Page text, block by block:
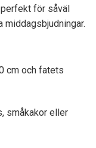
för såväl
cm och fatets
småkakor eller